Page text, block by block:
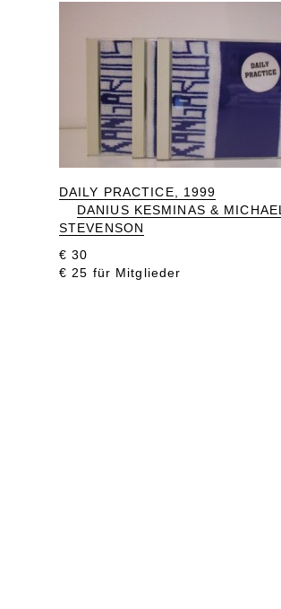
DAILY PRACTICE, 1999
DANIUS KESMINAS &
STEVENSON
€ 30
€ 25 für Mitglieder